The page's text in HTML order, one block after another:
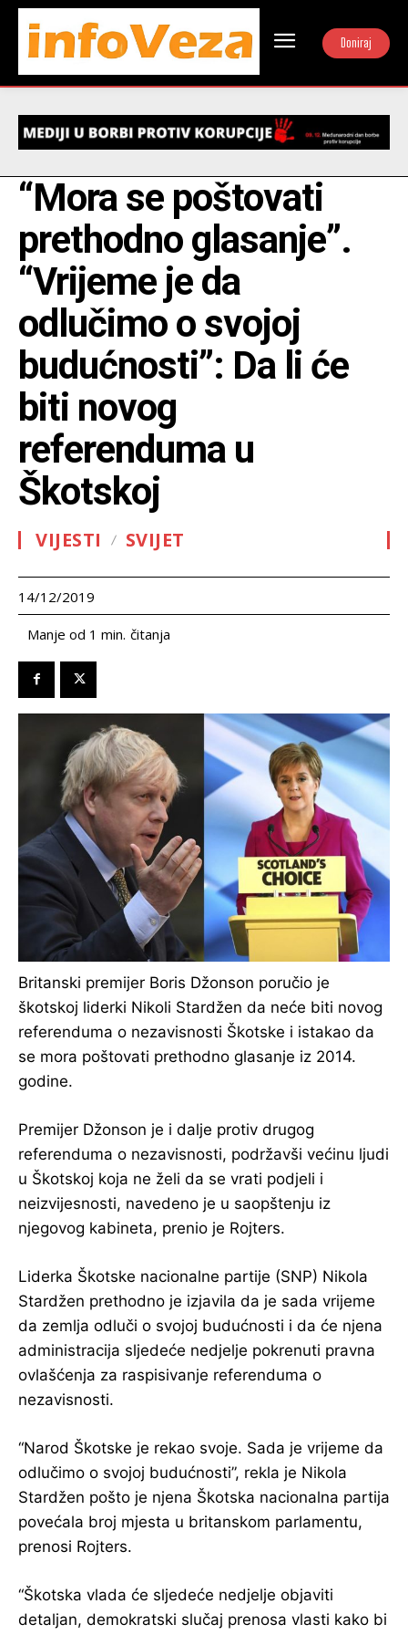
Doniraj
“Mora se poštovati
prethodno glasanje”.
“Vrijeme je da
odlučimo o svojoj
budućnosti”: Da li će
biti novog
referenduma u
Škotskoj
VIJESTI SVIJET
14/12/2019
Manje od 1 min. čitanja
Britanski premijer Boris Džonson poručio je
škotskoj liderki Nikoli Stardžen da neće biti novog
referenduma o nezavisnosti Škotske i istakao da
se mora poštovati prethodno glasanje iz 2014.
godine.
Premijer Džonson je i dalje protiv drugog
referenduma o nezavisnosti, podržavši većinu ljudi
u Škotskoj koja ne želi da se vrati podjeli i
neizvijesnosti, navedeno je u saopštenju iz
njegovog kabineta, prenio je Rojters.
Liderka Škotske nacionalne partije (SNP) Nikola
Stardžen prethodno je izjavila da je sada vrijeme
da zemlja odluči o svojoj budućnosti i da će njena
administracija sljedeće nedjelje pokrenuti pravna
ovlašćenja za raspisivanje referenduma o
nezavisnosti.
“Narod Škotske je rekao svoje. Sada je vrijeme da
odlučimo o svojoj budućnosti”, rekla je Nikola
Stardžen pošto je njena Škotska nacionalna partija
povećala broj mjesta u britanskom parlamentu,
prenosi Rojters.
“Škotska vlada će sljedeće nedjelje objaviti
detaljan, demokratski slučaj prenosa vlasti kako bi